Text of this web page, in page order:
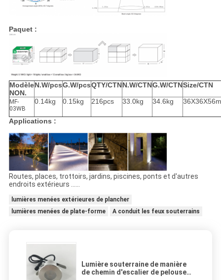
Paquet :
Modèle
NON.
N.W/pcsG.W/pcsQTY/CTNN.W/CTNG.W/CTNSize/CTN
MF-
03WB
0.14kg 0.15kg 216pcs 33.0kg 34.6kg 36X36X56m
Applications :
Routes, places, trottoirs, jardins, piscines, ponts et d'autres
endroits extérieurs ......
lumières menées extérieures de plancher
lumières menées de plate-forme
A conduit les feux souterrains
Lumière souterraine de manière
de chemin d'escalier de pelouse